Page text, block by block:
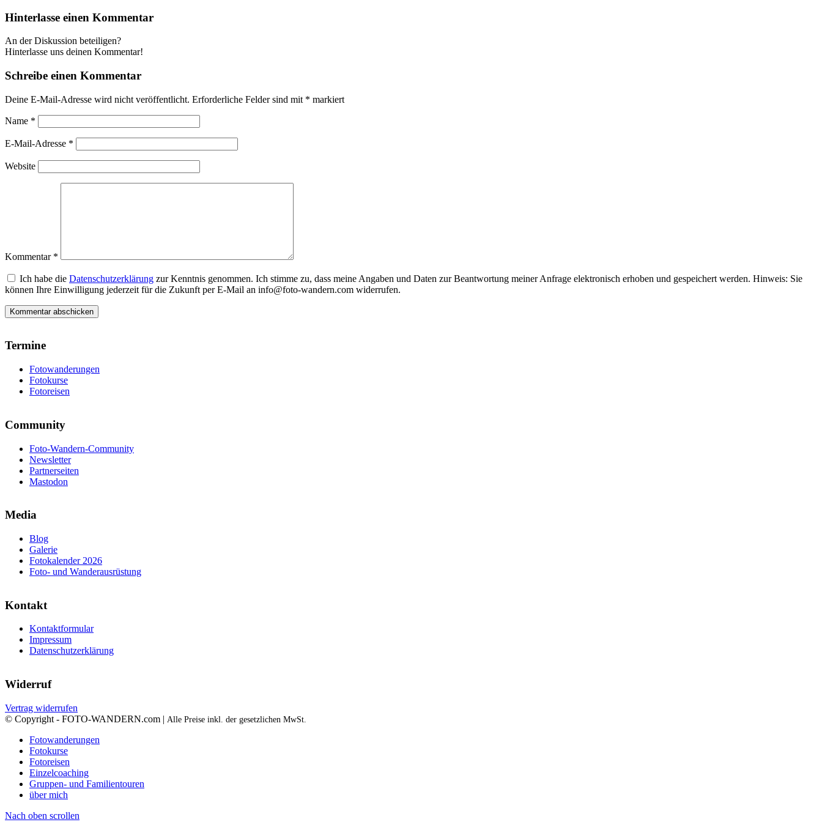
Hinterlasse einen Kommentar
An der Diskussion beteiligen?
Hinterlasse uns deinen Kommentar!
Schreibe einen Kommentar
Deine E-Mail-Adresse wird nicht veröffentlicht. Erforderliche Felder sind mit * markiert
Name *
E-Mail-Adresse *
Website
Kommentar *
Ich habe die Datenschutzerklärung zur Kenntnis genommen. Ich stimme zu, dass meine Angaben und Daten zur Beantwortung meiner Anfrage elektronisch erhoben und gespeichert werden. Hinweis: Sie
können Ihre Einwilligung jederzeit für die Zukunft per E-Mail an info@foto-wandern.com widerrufen.
Termine
Fotowanderungen
Fotokurse
Fotoreisen
Community
Foto-Wandern-Community
Newsletter
Partnerseiten
Mastodon
Media
Blog
Galerie
Fotokalender 2026
Foto- und Wanderausrüstung
Kontakt
Kontaktformular
Impressum
Datenschutzerklärung
Widerruf
Vertrag widerrufen
© Copyright - FOTO-WANDERN.com | Alle Preise inkl. der gesetzlichen MwSt.
Fotowanderungen
Fotokurse
Fotoreisen
Einzelcoaching
Gruppen- und Familientouren
über mich
Nach oben scrollen